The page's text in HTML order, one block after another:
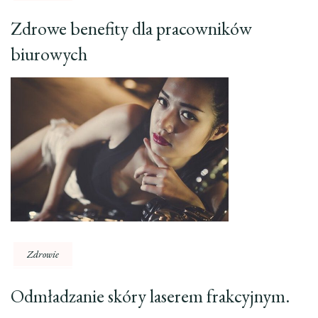
Zdrowe benefity dla pracowników
biurowych
Zdrowie
Odmładzanie skóry laserem frakcyjnym.